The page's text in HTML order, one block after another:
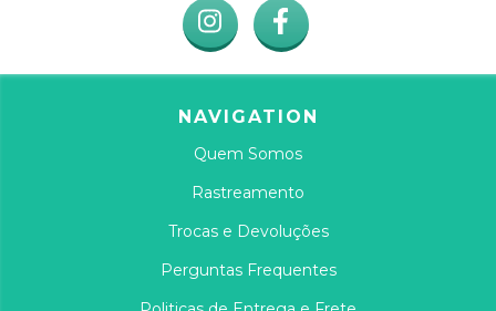
NAVIGATION
Quem Somos
Rastreamento
Trocas e Devoluções
Perguntas Frequentes